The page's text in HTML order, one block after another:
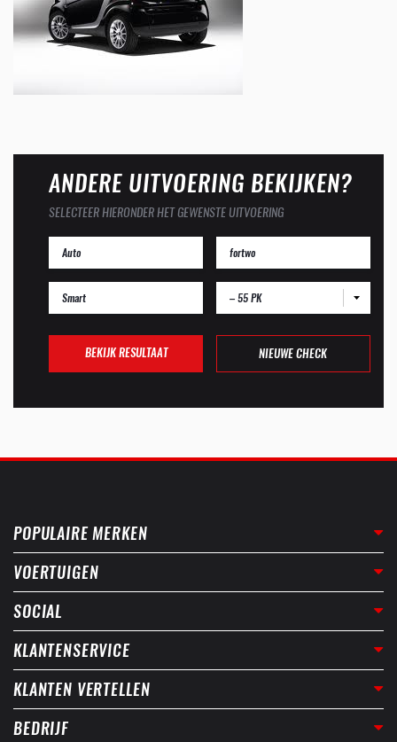
ANDERE UITVOERING BEKIJKEN?
SELECTEER HIERONDER HET GEWENSTE UITVOERING
– 55 PK
BEKIJK RESULTAAT NIEUWE CHECK
POPULAIRE MERKEN
VOERTUIGEN
SOCIAL
KLANTENSERVICE
KLANTEN VERTELLEN
BEDRIJF